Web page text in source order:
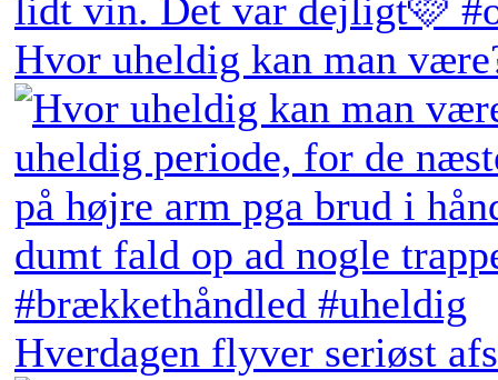
Hvor uheldig kan man
Hverdagen flyver seriøst